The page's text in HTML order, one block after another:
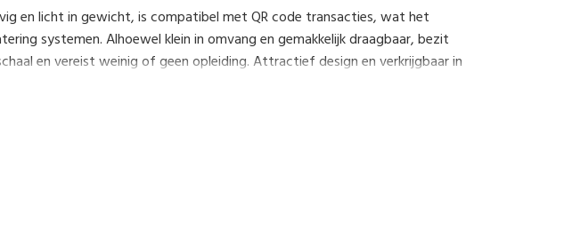
en licht in gewicht, is compatibel met QR code transacties, wat het
systemen. Alhoewel klein in omvang en gemakkelijk draagbaar, bezit
en vereist weinig of geen opleiding. Attractief design en verkrijgbaar in